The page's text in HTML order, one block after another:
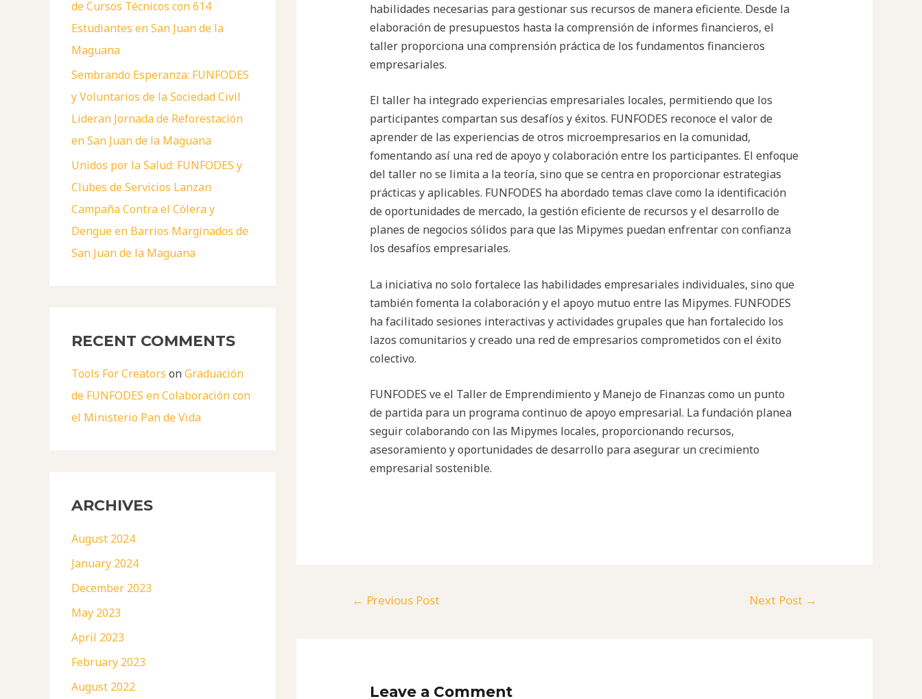
de Cursos Técnicos con 614
Estudiantes en San Juan de la
Maguana
Sembrando Esperanza: FUNFODES
y Voluntarios de la Sociedad Civil
Lideran Jornada de Reforestación
en San Juan de la Maguana
Unidos por la Salud: FUNFODES y
Clubes de Servicios Lanzan
Campaña Contra el Cólera y
Dengue en Barrios Marginados de
San Juan de la Maguana
RECENT COMMENTS
Tools For Creators onGraduación
de FUNFODES en Colaboración con
el Ministerio Pan de Vida
ARCHIVES
August 2024
January 2024
December 2023
May 2023
April 2023
February 2023
August 2022
habilidades necesarias para gestionar sus recursos de manera eficiente. Desde la
elaboración de presupuestos hasta la comprensión de informes financieros, el
taller proporciona una comprensión práctica de los fundamentos financieros
empresariales.
El taller ha integrado experiencias empresariales locales, permitiendo que los
participantes compartan sus desafíos y éxitos. FUNFODES reconoce el valor de
aprender de las experiencias de otros microempresarios en la comunidad,
fomentando así una red de apoyo y colaboración entre los participantes. El enfoque
del taller no se limita a la teoría, sino que se centra en proporcionar estrategias
prácticas y aplicables. FUNFODES ha abordado temas clave como la identificación
de oportunidades de mercado, la gestión eficiente de recursos y el desarrollo de
planes de negocios sólidos para que las Mipymes puedan enfrentar con confianza
los desafíos empresariales.
La iniciativa no solo fortalece las habilidades empresariales individuales, sino que
también fomenta la colaboración y el apoyo mutuo entre las Mipymes. FUNFODES
ha facilitado sesiones interactivas y actividades grupales que han fortalecido los
lazos comunitarios y creado una red de empresarios comprometidos con el éxito
colectivo.
FUNFODES ve el Taller de Emprendimiento y Manejo de Finanzas como un punto
de partida para un programa continuo de apoyo empresarial. La fundación planea
seguir colaborando con las Mipymes locales, proporcionando recursos,
asesoramiento y oportunidades de desarrollo para asegurar un crecimiento
empresarial sostenible.
← Previous Post Next Post →
Leave a Comment